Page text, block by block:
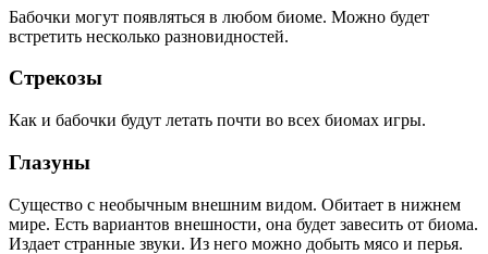
Бабочки могут появляться в любом биоме. Можно будет
встретить несколько разновидностей.
Стрекозы
Как и бабочки будут летать почти во всех биомах игры.
Глазуны
Существо с необычным внешним видом. Обитает в нижнем
мире. Есть вариантов внешности, она будет завесить от биома.
Издает странные звуки. Из него можно добыть мясо и перья.